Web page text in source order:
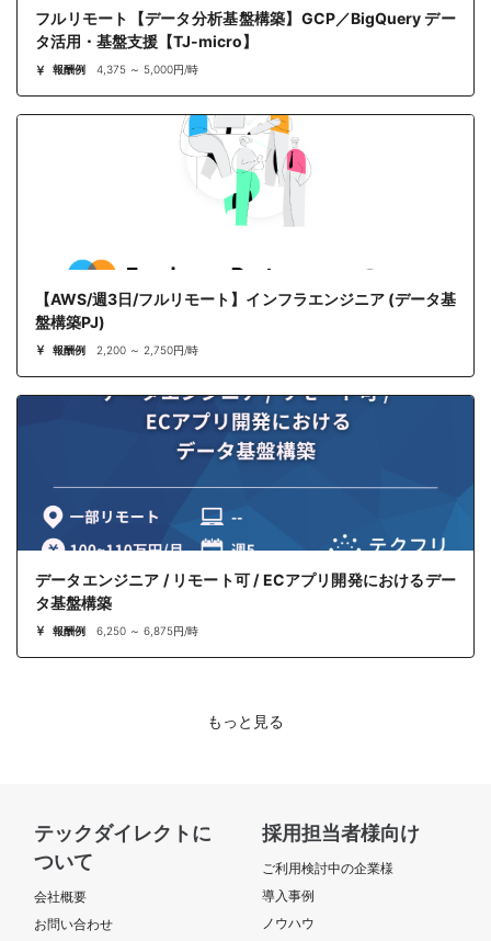
フルリモート【データ分析基盤構築】GCP／BigQuery デー
タ活用・基盤支援【TJ-micro】
報酬例 4,375 ～ 5,000円/時
【AWS/週3日/フルリモート】インフラエンジニア (データ基
盤構築PJ)
報酬例 2,200 ～ 2,750円/時
データエンジニア / リモート可 / ECアプリ開発におけるデー
タ基盤構築
報酬例 6,250 ～ 6,875円/時
もっと見る
テックダイレクトに
ついて
会社概要
お問い合わせ
採用担当者様向け
ご利用検討中の企業様
導入事例
ノウハウ